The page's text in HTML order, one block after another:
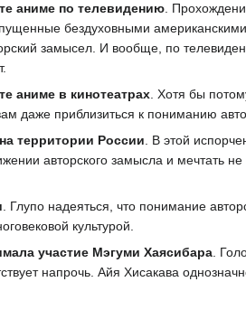
аниме по телевидению.
бездуховными
замысел. И вообще, по
аниме в кинотеатрах. Хотя бы
даже приблизиться к пониманию
территории России. В этой
авторского замысла и мечтать
. Глупо надеяться, что понимание
культурой.
участие Мэгуми Хаясибара.
напрочь. Айя Хисакава